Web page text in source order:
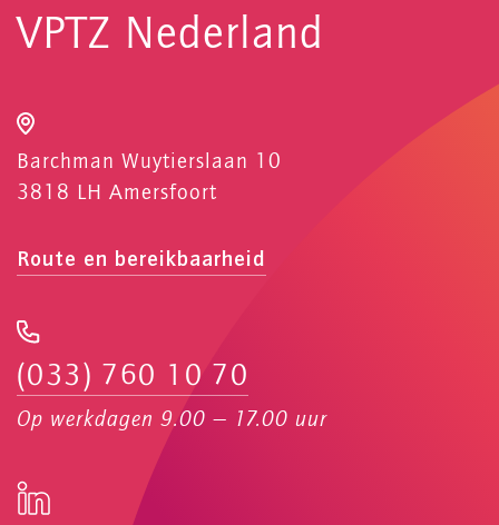
VPTZ Nederland
Barchman Wuytierslaan 10
3818 LH Amersfoort
Route en bereikbaarheid
(033) 760 10 70
Op werkdagen 9.00 — 17.00 uur